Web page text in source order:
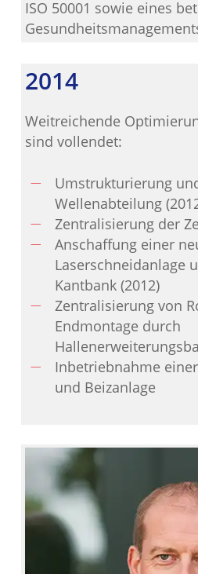
ISO 50001 sowie eines
2014
Weitreichende
sind vollendet:
Umstrukturierung
Wellenabteilung
Zentralisierung der
Anschaffung einer
Laserschneidanlage
Kantbank (2012)
Zentralisierung von
Endmontage durch
Inbetriebnahme
und Beizanlage